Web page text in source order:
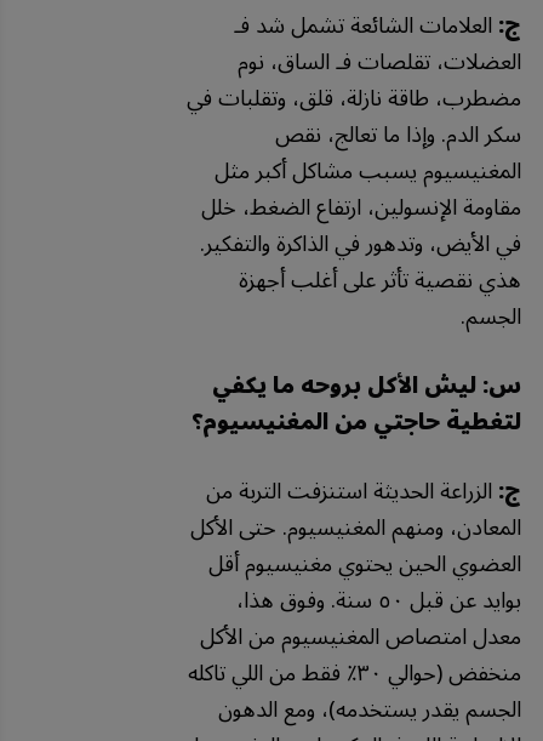
ج:العلامات الشائعة تشمل شد فـ
العضلات، تقلصات فـ الساق، نوم
مضطرب، طاقة نازلة، قلق، وتقلبات في
سكر الدم. وإذا ما تعالج، نقص
المغنيسيوم يسبب مشاكل أكبر مثل
مقاومة الإنسولين، ارتفاع الضغط، خلل
في الأيض، وتدهور في الذاكرة والتفكير.
هذي نقصية تأثر على أغلب أجهزة
الجسم.
س: ليش الأكل بروحه ما يكفي
لتغطية حاجتي من المغنيسيوم؟
ج:الزراعة الحديثة استنزفت التربة من
المعادن، ومنهم المغنيسيوم. حتى الأكل
العضوي الحين يحتوي مغنيسيوم أقل
بوايد عن قبل ٥٠ سنة. وفوق هذا،
معدل امتصاص المغنيسيوم من الأكل
منخفض (حوالي ٣٠٪ فقط من اللي تاكله
الجسم يقدر يستخدمه)، ومع الدهون